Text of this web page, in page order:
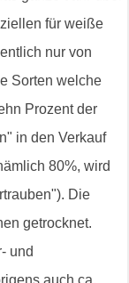
für weiße
nur von
Sorten welche
Prozent der
in den Verkauf
80%, wird
Die
getrocknet.
und